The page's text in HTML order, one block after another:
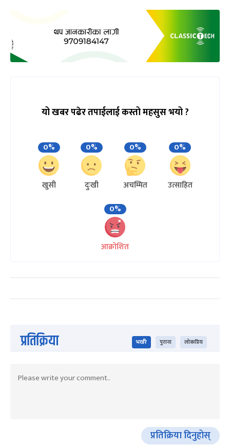
यो खबर पढेर तपाईलाई कस्तो महसुस भयो ?
0%
खुसी
0%
दुःखी
0%
अचम्मित
0%
उत्साहित
0%
आक्रोशित
प्रतिक्रिया भर्खरै पुराना लोकप्रिय
प्रतिक्रिया दिनुहोस्